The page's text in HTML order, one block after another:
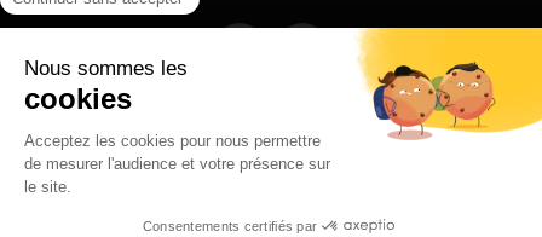
Instagram
CONTACT
POLITIQUE DE CONFIDENTIALITÉ
© 2026 Ilyfunet communication